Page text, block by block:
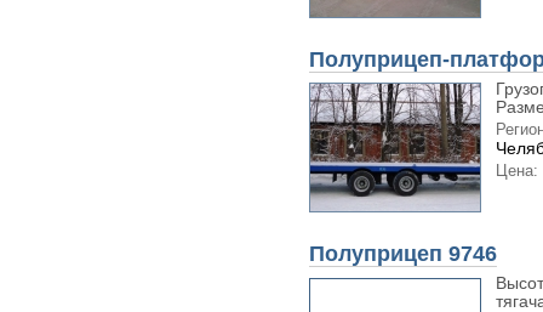
Полуприцеп-
Цена:
Полуприцеп 9746